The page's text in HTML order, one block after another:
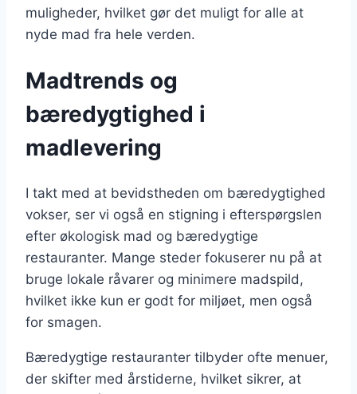
muligheder, hvilket gør det muligt for alle at
nyde mad fra hele verden.
Madtrends og
bæredygtighed i
madlevering
I takt med at bevidstheden om bæredygtighed
vokser, ser vi også en stigning i efterspørgslen
efter økologisk mad og bæredygtige
restauranter. Mange steder fokuserer nu på at
bruge lokale råvarer og minimere madspild,
hvilket ikke kun er godt for miljøet, men også
for smagen.
Bæredygtige restauranter tilbyder ofte menuer,
der skifter med årstiderne, hvilket sikrer, at